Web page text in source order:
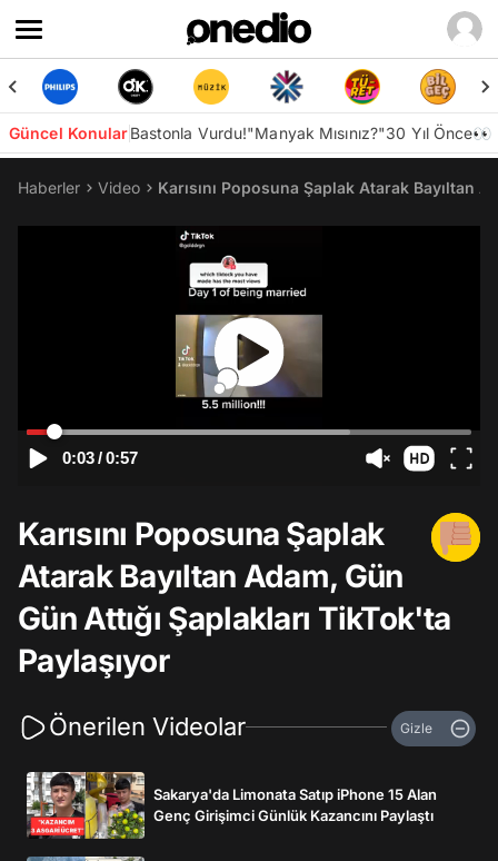
Güncel KonularBastonla Vurdu!"Manyak Mısınız?"30 Yıl Önce👀
Haberler Video Karısını Poposuna Şaplak Atarak Bayıltan
0:03/0:57
Karısını Poposuna Şaplak
Atarak Bayıltan Adam, Gün
Gün Attığı Şaplakları TikTok'ta
Paylaşıyor
Önerilen Videolar Gizle
Sakarya'da Limonata Satıp iPhone 15 Alan
Genç Girişimci Günlük Kazancını Paylaştı